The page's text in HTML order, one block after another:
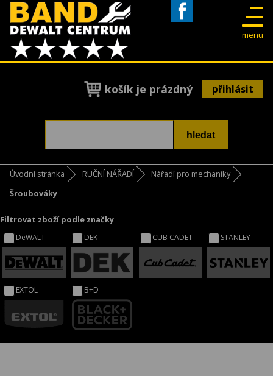
menu
košík je prázdný přihlásit
Úvodní stránka RUČNÍ NÁŘADÍ
Nářadí pro mechaniky
Šroubováky
Filtrovat zboží podle značky
DeWALT DEK CUB CADET STANLEY
EXTOL B+D